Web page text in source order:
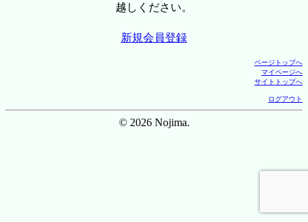
越しください。
新規会員登録
ページトップへ
マイページへ
サイトトップへ
ログアウト
© 2026 Nojima.